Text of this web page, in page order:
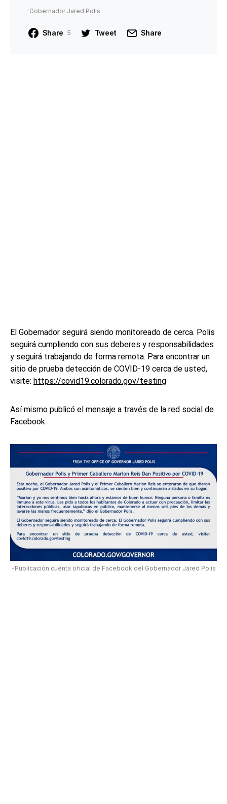
-Gobernador Jared Polis
Share 5 Tweet Share
El Gobernador seguirá siendo monitoreado de cerca. Polis
seguirá cumpliendo con sus deberes y responsabilidades
y seguirá trabajando de forma remota. Para encontrar un
sitio de prueba detección de COVID-19 cerca de usted,
visite: https://covid19.colorado.gov/testing
Así mismo publicó el mensaje a través de la red social de
Facebook.
-Publicación cuenta oficial de Facebook del Gobernador Jared Polis